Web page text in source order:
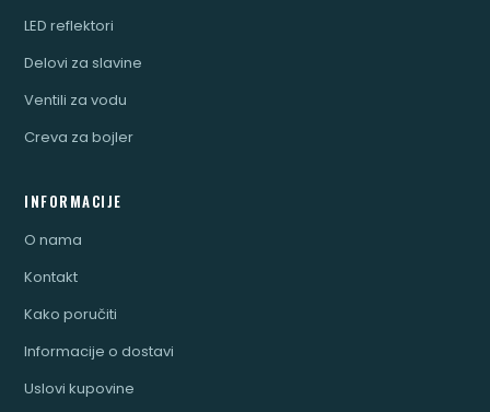
LED reflektori
Delovi za slavine
Ventili za vodu
Creva za bojler
INFORMACIJE
O nama
Kontakt
Kako poručiti
Informacije o dostavi
Uslovi kupovine